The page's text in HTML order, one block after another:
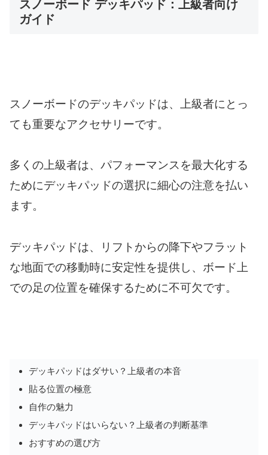
スノーボード デッキパッド：上級者向け
ガイド
スノーボードのデッキパッドは、上級者にとっ
ても重要なアクセサリーです。
多くの上級者は、パフォーマンスを最大化する
ためにデッキパッドの選択に細心の注意を払い
ます。
デッキパッドは、リフトからの降下やフラット
な地面での移動時に安定性を提供し、ボード上
での足の位置を確保するために不可欠です。
デッキパッドはダサい？上級者の本音
貼る位置の極意
自作の魅力
デッキパッドはいらない？上級者の判断基準
おすすめの選び方